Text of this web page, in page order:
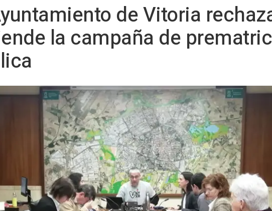
de Vitoria
la campaña de